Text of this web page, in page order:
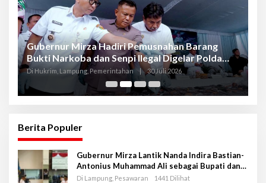
Gubernur Mirza Hadiri Pemusnahan Barang
Bukti Narkoba dan Senpi Ilegal Digelar Polda
Lampung
Di Hukrim, Lampung, Pemerintahan | 30 Juli 2026
Berita Populer
Gubernur Mirza Lantik Nanda Indira Bastian-
Antonius Muhammad Ali sebagai Bupati dan
Wakil Bupati Pesawaran Periode 2025-2030
Di Lampung, Pesawaran 1441 Dilihat